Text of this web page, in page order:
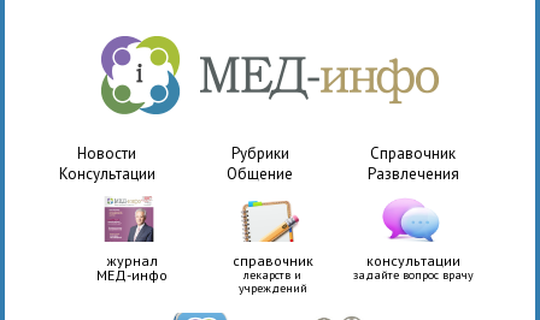
Новости Рубрики
Справочник
Консультации
Общение Развлечения
журнал
МЕД-инфо
справочник
лекарств и
учреждений
консультации
задайте вопрос врачу